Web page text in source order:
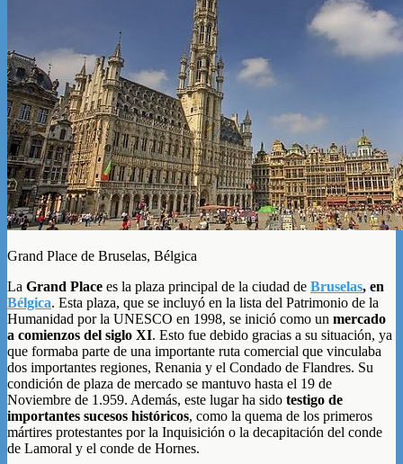
Grand Place de Bruselas, Bélgica
La Grand Place es la plaza principal de la ciudad de Bruselas, en
Bélgica. Esta plaza, que se incluyó en la lista del Patrimonio de la
Humanidad por la UNESCO en 1998, se inició como un mercado
a comienzos del siglo XI. Esto fue debido gracias a su situación, ya
que formaba parte de una importante ruta comercial que vinculaba
dos importantes regiones, Renania y el Condado de Flandres. Su
condición de plaza de mercado se mantuvo hasta el 19 de
Noviembre de 1.959. Además, este lugar ha sido testigo de
importantes sucesos históricos, como la quema de los primeros
mártires protestantes por la Inquisición o la decapitación del conde
de Lamoral y el conde de Hornes.